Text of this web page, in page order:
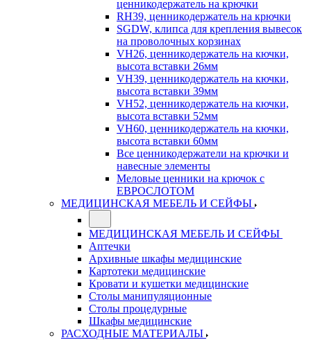
ценникодержатель на крючки
RH39, ценникодержатель на крючки
SGDW, клипса для крепления вывесок
на проволочных корзинах
VH26, ценникодержатель на кючки,
высота вставки 26мм
VH39, ценникодержатель на кючки,
высота вставки 39мм
VH52, ценникодержатель на кючки,
высота вставки 52мм
VH60, ценникодержатель на кючки,
высота вставки 60мм
Все ценникодержатели на крючки и
навесные элементы
Меловые ценники на крючок с
ЕВРОСЛОТОМ
МЕДИЦИНСКАЯ МЕБЕЛЬ И СЕЙФЫ
МЕДИЦИНСКАЯ МЕБЕЛЬ И СЕЙФЫ
Аптечки
Архивные шкафы медицинские
Картотеки медицинские
Кровати и кушетки медицинские
Столы манипуляционные
Столы процедурные
Шкафы медицинские
РАСХОДНЫЕ МАТЕРИАЛЫ